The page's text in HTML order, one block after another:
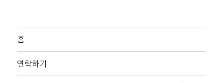
홈
연락하기